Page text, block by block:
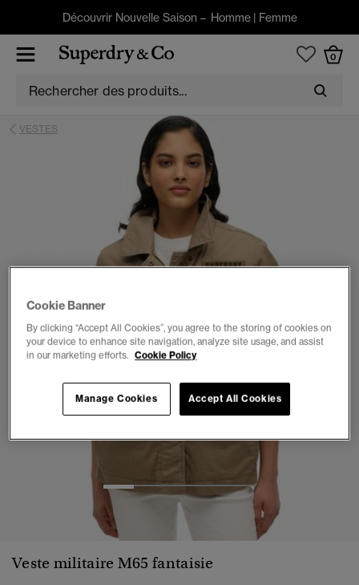
Découvrir Nouvelle Saison – Homme| Femme
0
VESTES
1 2 3 4 5
Veste militaire M65 fantaisie
Cookie Banner
By clicking “Accept All Cookies”, you agree to the storing of cookies on
your device to enhance site navigation, analyze site usage, and assist
in our marketing efforts. Cookie Policy
Accept All Cookies
Manage Cookies